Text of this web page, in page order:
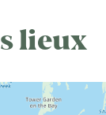
lieux